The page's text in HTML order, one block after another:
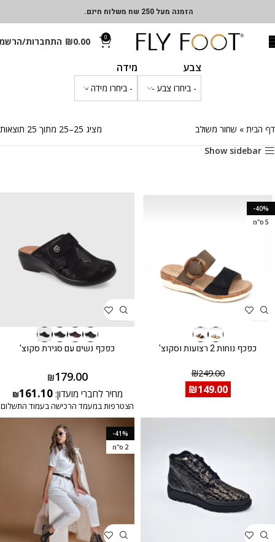
הזמנה מעל 250 שח משלוח חינם.
0
₪0.00 התחברות/
צבע מידה
דף הבית » שחור משולב
מציג 25–25 מתוך 25 תוצאות
Show sidebar
-40%
5 ס"מ
כפכף נוחות 2 רצועות וסקוצ'
₪249.00
₪149.00
כפכף נשים עם סגירת סקוצ'
₪179.00
מחיר לחברי מועדון: ₪161.10
הצטרפות במעמד הרכישה בעמוד התשלום
-41%
2 ס"מ